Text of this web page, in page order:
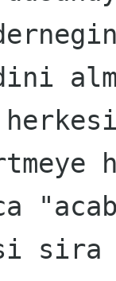
sira